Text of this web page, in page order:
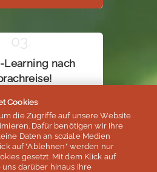
Learning nach
120€
Kombi-Buchung
Ihrer
Cookies
die Zugriffe auf unsere Website
Dafür benötigen wir Ihre
Daten an soziale Medien
auf "Ablehnen" werden nur
gesetzt. Mit dem Klick auf
darüber hinaus Ihre